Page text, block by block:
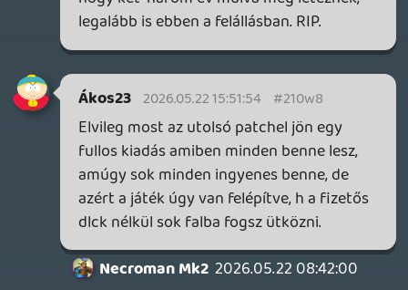
Necroman Mk2 2026.05.22 09:19:10
Nemrég jelent meg egy live service
játékuk, minek fejleszzenek valami mást is?
Drazse 2026.05.22 09:03:23
Drazse 2026.05.22 09:04:53 #210uk
Aligha véletlen, hogy a szakadár ZA/UM
fejlesztők Hopetown trailere akkor jött,
amikor az eredeti cégük kiadta a Zero
Parades-t. 😃 De ez láthatóan közelebb áll
a Disco Elysiumhoz, mint a ZP.